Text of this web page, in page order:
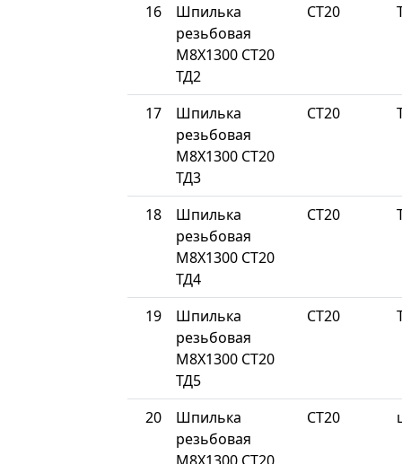
16
Шпилька
резьбовая
М8Х1300 СТ20
ТД2
СТ20
17
Шпилька
резьбовая
М8Х1300 СТ20
ТД3
СТ20
18
Шпилька
резьбовая
М8Х1300 СТ20
ТД4
СТ20
19
Шпилька
резьбовая
М8Х1300 СТ20
ТД5
СТ20
20
Шпилька
резьбовая
СТ20